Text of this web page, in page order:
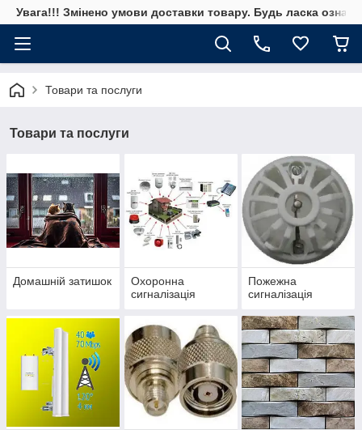
Увага!!! Змінено умови доставки товару. Будь ласка
Товари та послуги
Товари та послуги
Домашній затишок
Охоронна
сигналізація
Пожежна
сигналізація